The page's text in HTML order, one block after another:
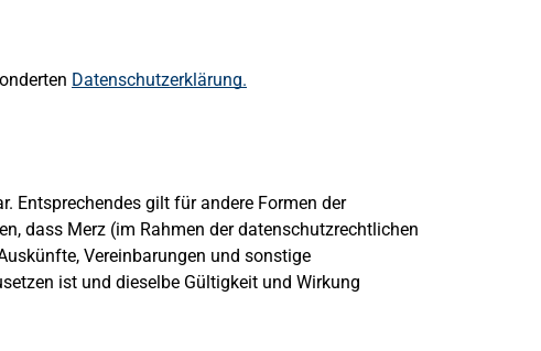
Datenschutzerklärung.
Entsprechendes gilt für andere Formen der
dass Merz (im Rahmen der datenschutzrechtlichen
Vereinbarungen und sonstige
ist und dieselbe Gültigkeit und Wirkung